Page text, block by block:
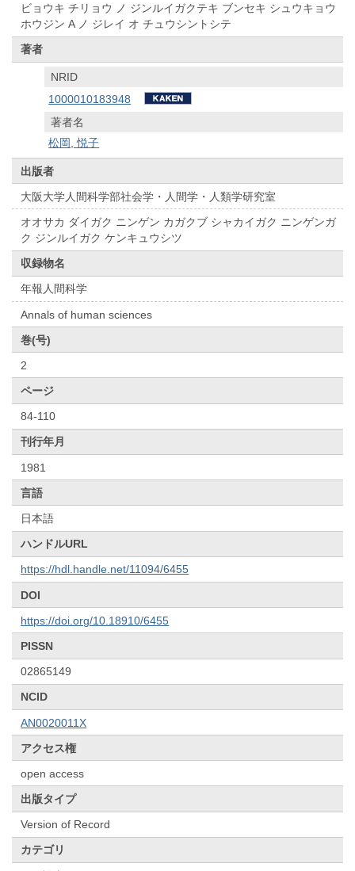
ビョウキ チリョウ ノ ジンルイガクテキ ブンセキ シュウキョウ
ホウジン A ノ ジレイ オ チュウシントシテ
著者
NRID
1000010183948
著者名
松岡, 悦子
出版者
大阪大学人間科学部社会学・人間学・人類学研究室
オオサカ ダイガク ニンゲン カガクブ シャカイガク ニンゲンガ
ク ジンルイガク ケンキュウシツ
収録物名
年報人間科学
Annals of human sciences
巻(号)
2
ページ
84-110
刊行年月
1981
言語
日本語
ハンドルURL
https://hdl.handle.net/11094/6455
DOI
https://doi.org/10.18910/6455
PISSN
02865149
NCID
AN0020011X
アクセス権
open access
出版タイプ
Version of Record
カテゴリ